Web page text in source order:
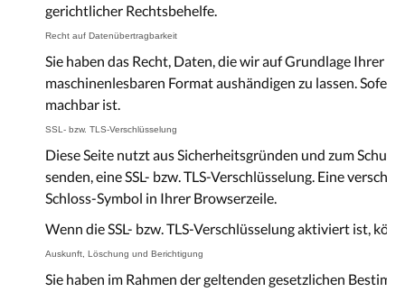
gerichtlicher Rechtsbehelfe.
Recht auf Datenübertragbarkeit
Sie haben das Recht, Daten, die wir auf Grundlage Ihrer
maschinenlesbaren Format aushändigen zu lassen.
machbar ist.
SSL- bzw. TLS-Verschlüsselung
Diese Seite nutzt aus Sicherheitsgründen und zum
senden, eine SSL- bzw. TLS-Verschlüsselung. Eine
Schloss-Symbol in Ihrer Browserzeile.
Wenn die SSL- bzw. TLS-Verschlüsselung aktiviert ist,
Auskunft, Löschung und Berichtigung
Sie haben im Rahmen der geltenden gesetzlichen